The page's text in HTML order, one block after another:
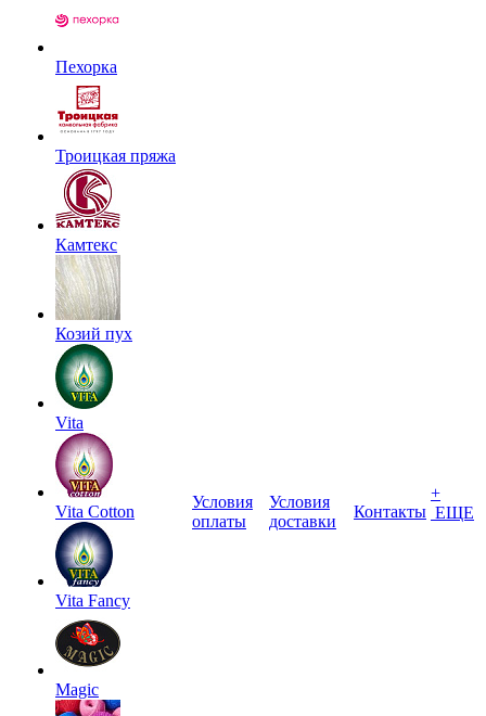
Пехорка
Троицкая пряжа
Камтекс
Козий пух
Vita
Vita Cotton
Vita Fancy
Magic
Условия
оплаты
Условия
доставки
Контакты
+
ЕЩЕ